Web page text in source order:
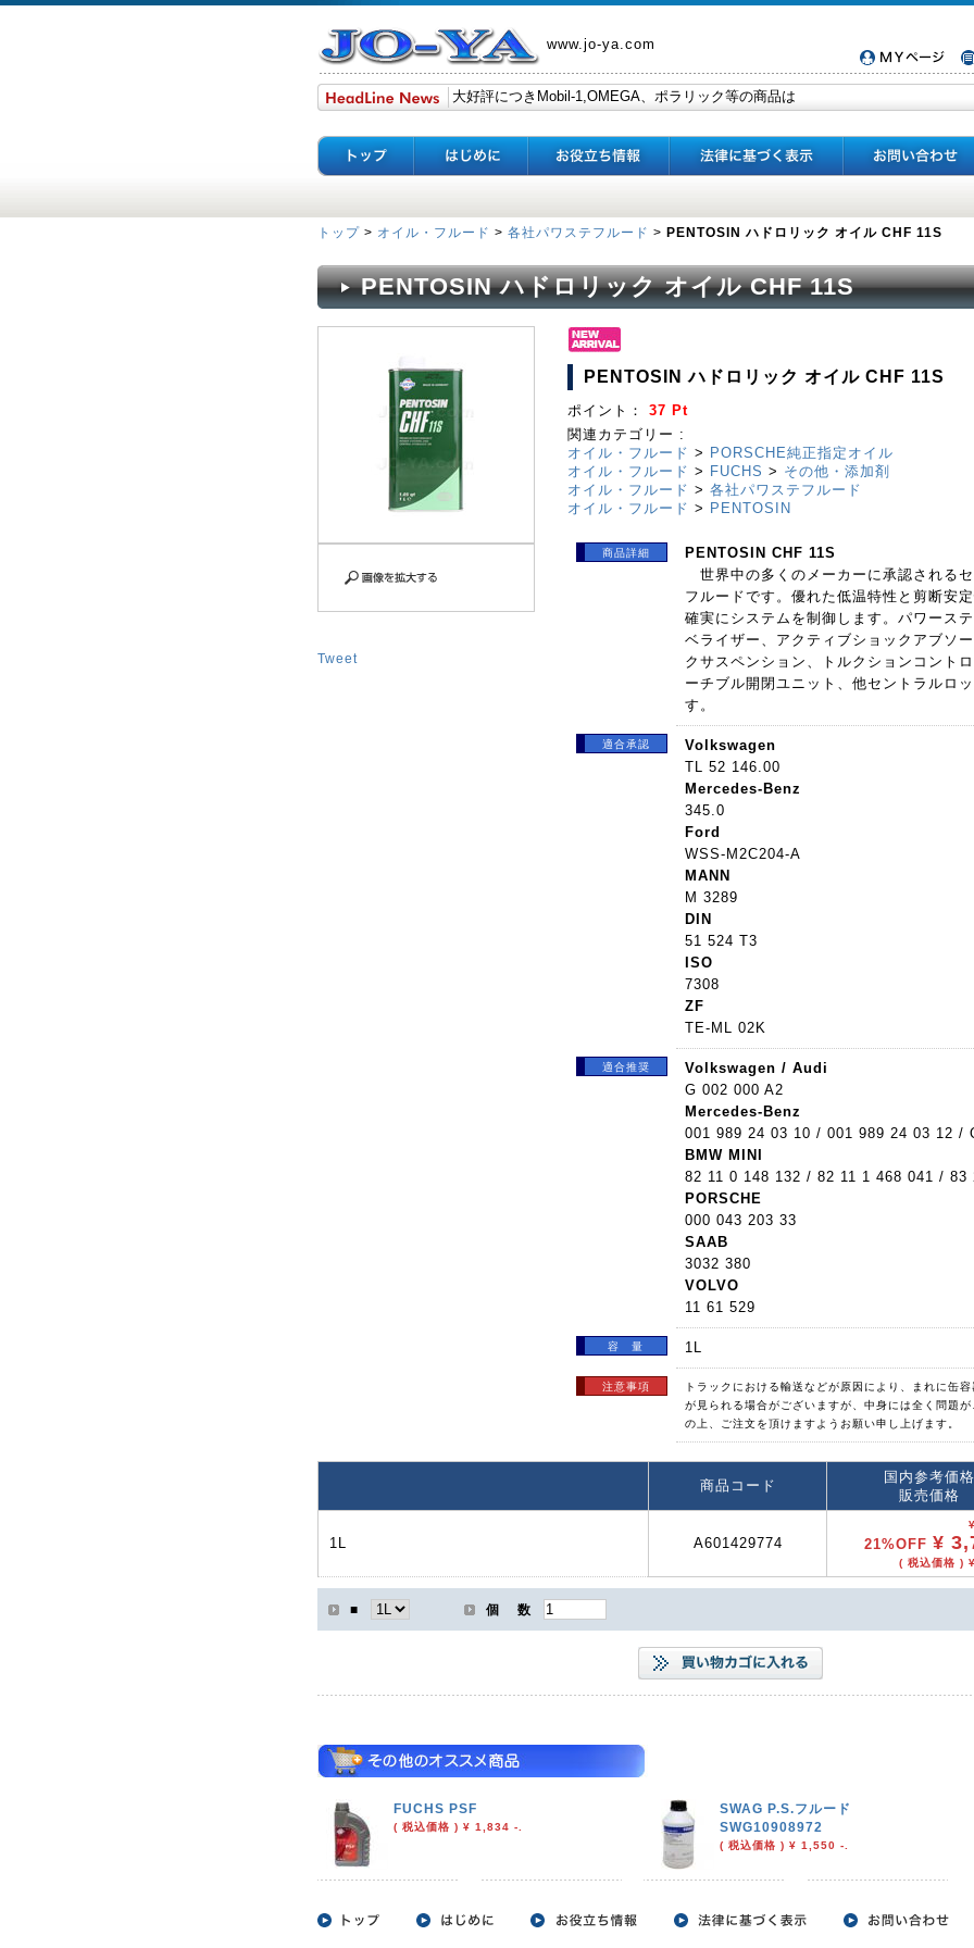
www.jo-ya.com
トップ > オイル・フルード > 各社パワステフルード > PENTOSIN ハドロリック オイル CHF 11S
PENTOSIN ハドロリック オイル CHF 11S
Tweet
PENTOSIN ハドロリック オイル CHF 11S
ポイント： 37 Pt
関連カテゴリー :
オイル・フルード > PORSCHE純正指定オイル
オイル・フルード > FUCHS > その他・添加剤
オイル・フルード > 各社パワステフルード
オイル・フルード > PENTOSIN
商品詳細
PENTOSIN CHF 11S
世界中の多くのメーカーに承認される
フルードです。優れた低温特性と剪断安
確実にシステムを制御します。パワース
ベライザー、アクティブショックアブソ
クサスペンション、トルクションコント
ーチブル開閉ユニット、他セントラルロ
す。
適合承認
Volkswagen
TL 52 146.00
Mercedes-Benz
345.0
Ford
WSS-M2C204-A
MANN
M 3289
DIN
51 524 T3
ISO
7308
ZF
TE-ML 02K
適合推奨
Volkswagen / Audi
G 002 000 A2
Mercedes-Benz
001 989 24 03 10 / 001 989 24 03 12 /
BMW MINI
82 11 0 148 132 / 82 11 1 468 041 / 83
PORSCHE
000 043 203 33
SAAB
3032 380
VOLVO
11 61 529
容 量 1L
注意事項
トラックにおける輸送などが原因により、まれに缶
が見られる場合がございますが、中身には全く問題
の上、ご注文を頂けますようお願い申し上げます。
商品コード
国内参考価格
販売価格
1L A601429774 21%OFF ¥
( 税込価格 )
■ 個 数
FUCHS PSF
( 税込価格 ) ¥ 1,834 -.
SWAG P.S.フルード
SWG10908972
( 税込価格 ) ¥ 1,550 -.